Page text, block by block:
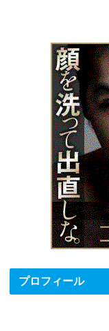
プロフィール